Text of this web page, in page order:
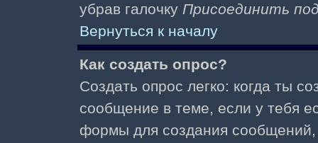
убрав галочку Присоединить
Вернуться к началу
Как создать опрос?
Создать опрос легко: когда ты
сообщение в теме, если у тебя
формы для создания